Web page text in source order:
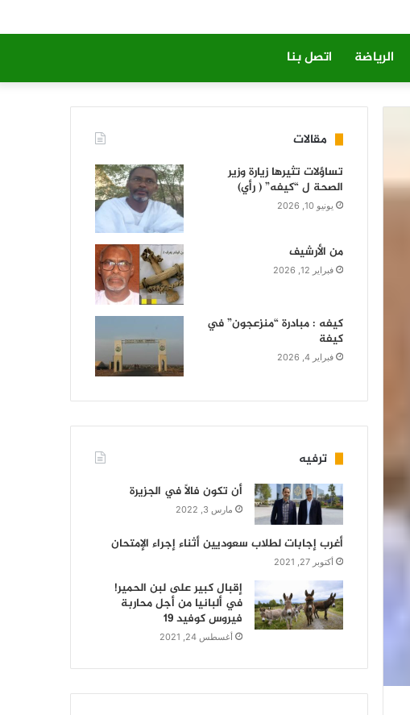
الرياضة اتصل بنا
مقالات
تساؤلات تثيرها زيارة وزير
الصحة ل “كيفه” ( رأي)
يونيو 10, 2026
من الأرشيف
فبراير 12, 2026
كيفه : مبادرة “منزعجون” في
كيفة
فبراير 4, 2026
ترفيه
أن تكون فالاً في الجزيرة
مارس 3, 2022
أغرب إجابات لطلاب سعوديين أثناء إجراء الإمتحان
أكتوبر 27, 2021
إقبال كبير على لبن الحمير!
في ألبانيا من أجل محاربة
فيروس كوفيد 19
أغسطس 24, 2021